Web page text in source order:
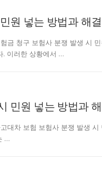
원 넣는 방법과 해
금 청구 보험사 분쟁 발생 시
. 이러한 상황에서 …
민원 넣는 방법과
대차 보험 보험사 분쟁 발생
…